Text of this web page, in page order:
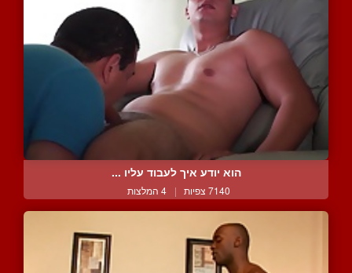
הוא יודע איך לעבוד עליו ...
7140 צפיות | 4 המלצות